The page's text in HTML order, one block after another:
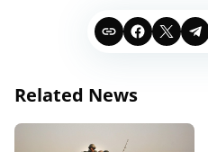
Related News